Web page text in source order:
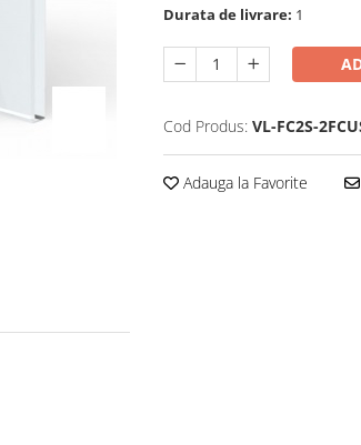
Durata de livrare: 1
Cod Produs: VL-FC2S-
Adauga la Favorite